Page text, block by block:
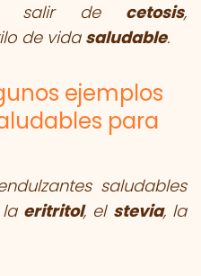
salir de cetosis,
de vida saludable.
ejemplos
para
saludables
eritritol, el stevia, la